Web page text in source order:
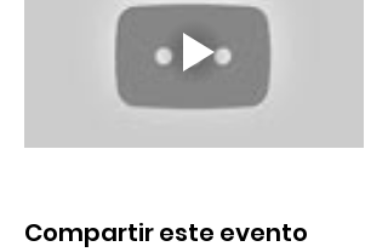
Compartir este evento